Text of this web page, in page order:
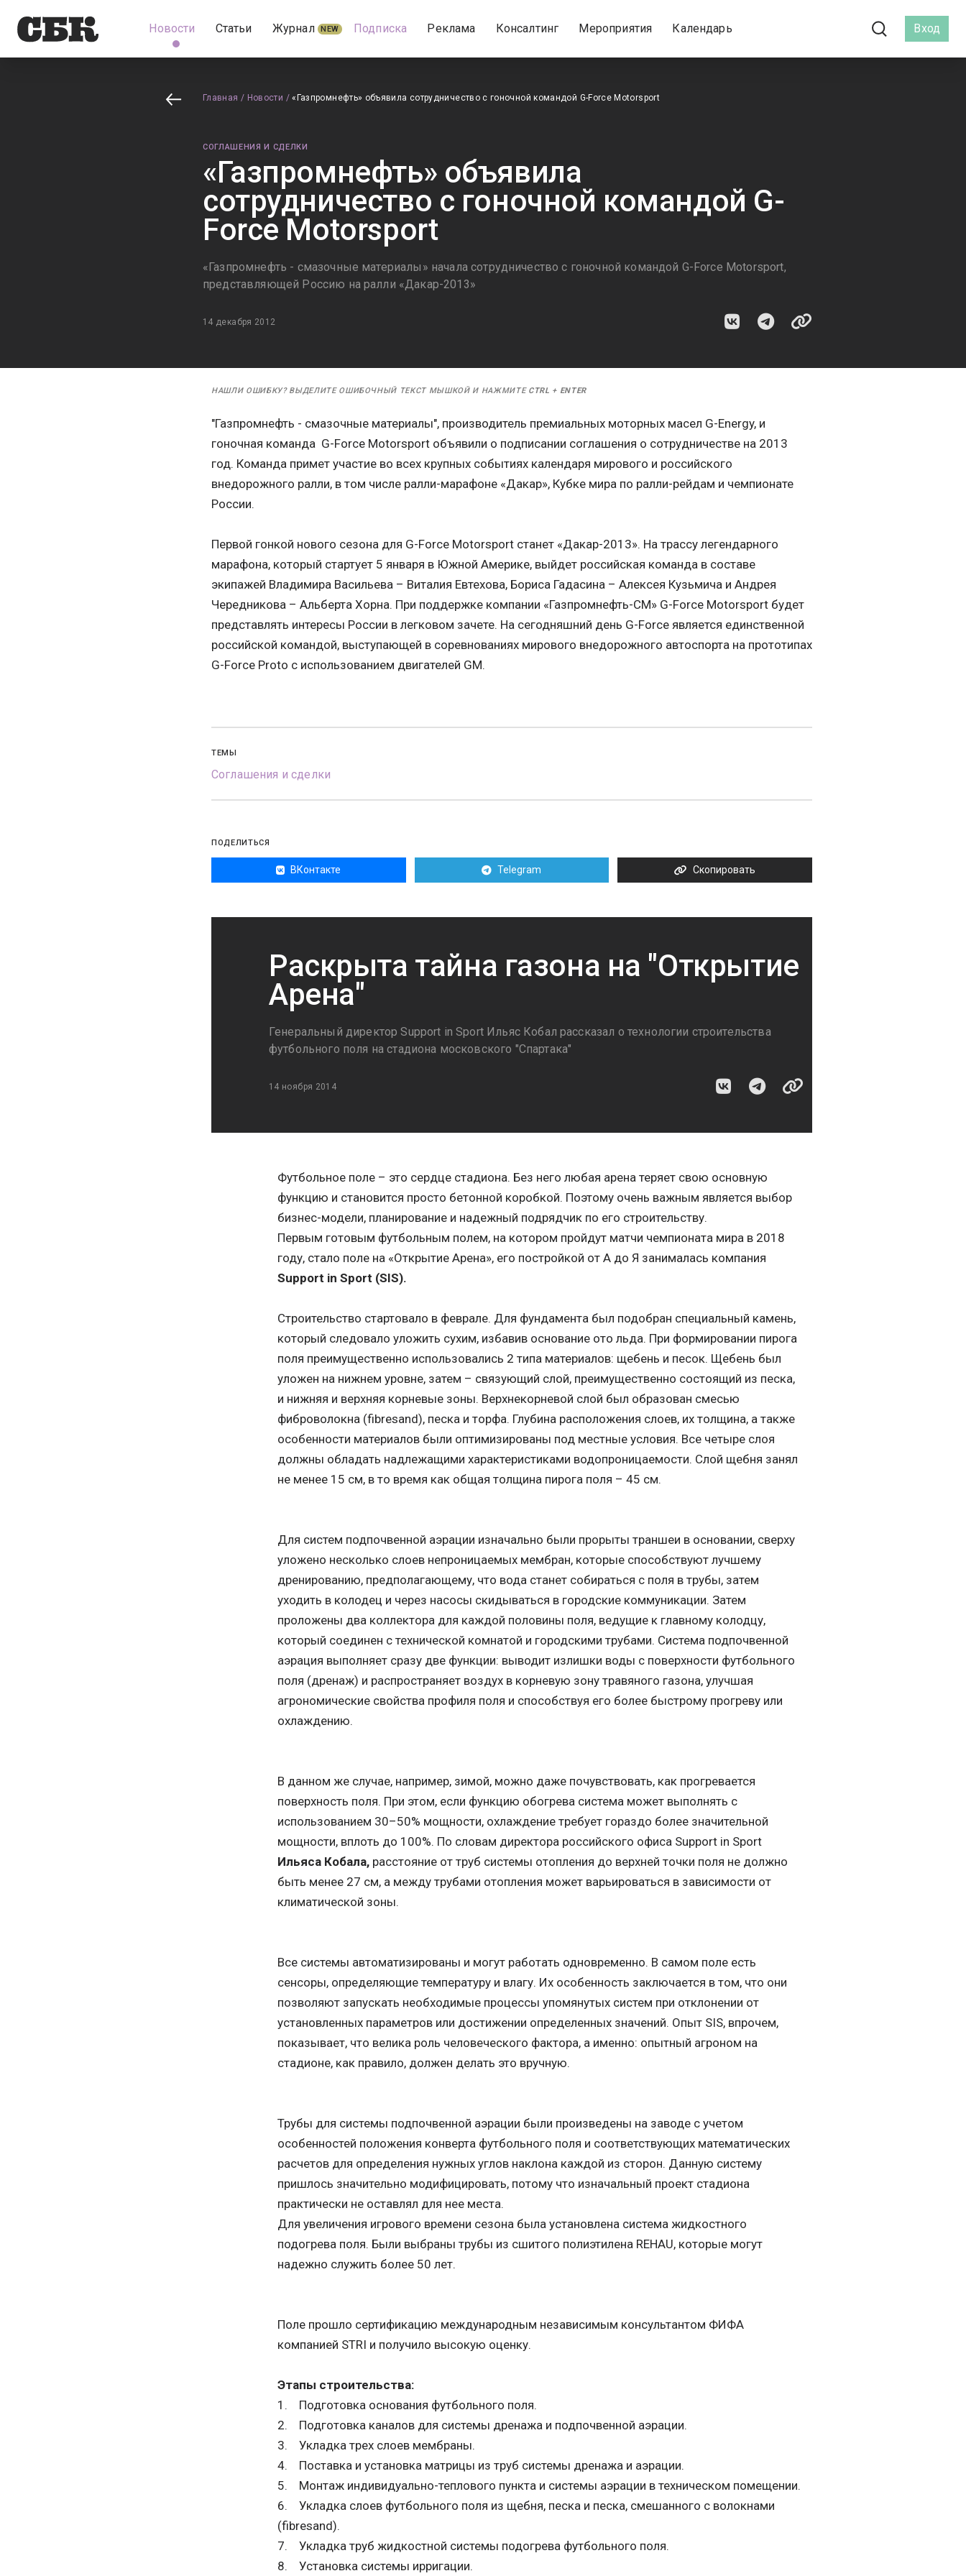
Новости Статьи Журнал NEW Подписка Реклама Консалтинг Мероприятия Календарь Вход
Главная / Новости / «Газпромнефть» объявила сотрудничество с гоночной командой G-Force Motorsport
СОГЛАШЕНИЯ И СДЕЛКИ
«Газпромнефть» объявила
сотрудничество с гоночной командой G-
Force Motorsport
«Газпромнефть - смазочные материалы» начала сотрудничество с гоночной командой G-Force Motorsport,
представляющей Россию на ралли «Дакар-2013»
14 декабря 2012
НАШЛИ ОШИБКУ? ВЫДЕЛИТЕ ОШИБОЧНЫЙ ТЕКСТ МЫШКОЙ И НАЖМИТЕ CTRL + ENTER
"Газпромнефть - смазочные материалы", производитель премиальных моторных масел G-Energy, и
гоночная команда G-Force Motorsport объявили о подписании соглашения о сотрудничестве на 2013
год. Команда примет участие во всех крупных событиях календаря мирового и российского
внедорожного ралли, в том числе ралли-марафоне «Дакар», Кубке мира по ралли-рейдам и чемпионате
России.
Первой гонкой нового сезона для G-Force Motorsport станет «Дакар-2013». На трассу легендарного
марафона, который стартует 5 января в Южной Америке, выйдет российская команда в составе
экипажей Владимира Васильева – Виталия Евтехова, Бориса Гадасина – Алексея Кузьмича и Андрея
Чередникова – Альберта Хорна. При поддержке компании «Газпромнефть-СМ» G-Force Motorsport будет
представлять интересы России в легковом зачете. На сегодняшний день G-Force является единственной
российской командой, выступающей в соревнованиях мирового внедорожного автоспорта на прототипах
G-Force Proto с использованием двигателей GM.
ТЕМЫ
Соглашения и сделки
ПОДЕЛИТЬСЯ
ВКонтакте Telegram Скопировать
Раскрыта тайна газона на "Открытие
Арена"
Генеральный директор Support in Sport Ильяс Кобал рассказал о технологии строительства
футбольного поля на стадиона московского "Спартака"
14 ноября 2014
Футбольное поле – это сердце стадиона. Без него любая арена теряет свою основную
функцию и становится просто бетонной коробкой. Поэтому очень важным является выбор
бизнес-модели, планирование и надежный подрядчик по его строительству.
Первым готовым футбольным полем, на котором пройдут матчи чемпионата мира в 2018
году, стало поле на «Открытие Арена», его постройкой от А до Я занималась компания
Support in Sport (SIS).
Строительство стартовало в феврале. Для фундамента был подобран специальный камень,
который следовало уложить сухим, избавив основание ото льда. При формировании пирога
поля преимущественно использовались 2 типа материалов: щебень и песок. Щебень был
уложен на нижнем уровне, затем – связующий слой, преимущественно состоящий из песка,
и нижняя и верхняя корневые зоны. Верхнекорневой слой был образован смесью
фиброволокна (fibresand), песка и торфа. Глубина расположения слоев, их толщина, а также
особенности материалов были оптимизированы под местные условия. Все четыре слоя
должны обладать надлежащими характеристиками водопроницаемости. Слой щебня занял
не менее 15 см, в то время как общая толщина пирога поля – 45 см.
Для систем подпочвенной аэрации изначально были прорыты траншеи в основании, сверху
уложено несколько слоев непроницаемых мембран, которые способствуют лучшему
дренированию, предполагающему, что вода станет собираться с поля в трубы, затем
уходить в колодец и через насосы скидываться в городские коммуникации. Затем
проложены два коллектора для каждой половины поля, ведущие к главному колодцу,
который соединен с технической комнатой и городскими трубами. Система подпочвенной
аэрация выполняет сразу две функции: выводит излишки воды с поверхности футбольного
поля (дренаж) и распространяет воздух в корневую зону травяного газона, улучшая
агрономические свойства профиля поля и способствуя его более быстрому прогреву или
охлаждению.
В данном же случае, например, зимой, можно даже почувствовать, как прогревается
поверхность поля. При этом, если функцию обогрева система может выполнять с
использованием 30–50% мощности, охлаждение требует гораздо более значительной
мощности, вплоть до 100%. По словам директора российского офиса Support in Sport
Ильяса Кобала, расстояние от труб системы отопления до верхней точки поля не должно
быть менее 27 см, а между трубами отопления может варьироваться в зависимости от
климатической зоны.
Все системы автоматизированы и могут работать одновременно. В самом поле есть
сенсоры, определяющие температуру и влагу. Их особенность заключается в том, что они
позволяют запускать необходимые процессы упомянутых систем при отклонении от
установленных параметров или достижении определенных значений. Опыт SIS, впрочем,
показывает, что велика роль человеческого фактора, а именно: опытный агроном на
стадионе, как правило, должен делать это вручную.
Трубы для системы подпочвенной аэрации были произведены на заводе с учетом
особенностей положения конверта футбольного поля и соответствующих математических
расчетов для определения нужных углов наклона каждой из сторон. Данную систему
пришлось значительно модифицировать, потому что изначальный проект стадиона
практически не оставлял для нее места.
Для увеличения игрового времени сезона была установлена система жидкостного
подогрева поля. Были выбраны трубы из сшитого полиэтилена REHAU, которые могут
надежно служить более 50 лет.
Поле прошло сертификацию международным независимым консультантом ФИФА
компанией STRI и получило высокую оценку.
Этапы строительства:
1. Подготовка основания футбольного поля.
2. Подготовка каналов для системы дренажа и подпочвенной аэрации.
3. Укладка трех слоев мембраны.
4. Поставка и установка матрицы из труб системы дренажа и аэрации.
5. Монтаж индивидуально-теплового пункта и системы аэрации в техническом помещении.
6. Укладка слоев футбольного поля из щебня, песка и песка, смешанного с волокнами
(fibresand).
7. Укладка труб жидкостной системы подогрева футбольного поля.
8. Установка системы ирригации.